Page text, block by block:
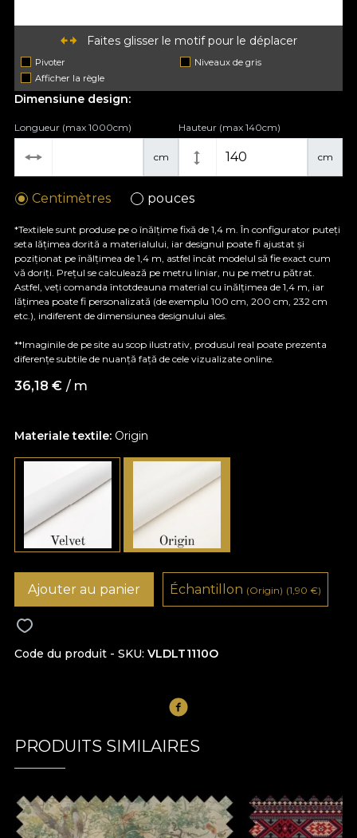
Faites glisser le motif pour le déplacer
Pivoter
Niveaux de gris
Afficher la règle
Materiale textile: Origin
Dimensiune design:
cm
Longueur (max 1000cm)
cm
Hauteur (max 140cm)
Centimètres pouces
*Textilele sunt produse pe o înălțime fixă de 1,4 m. În configurator puteți
seta lățimea dorită a materialului, iar designul poate fi ajustat și
poziționat pe înălțimea de 1,4 m, astfel încât modelul să fie exact cum
vă doriți. Prețul se calculează pe metru liniar, nu pe metru pătrat.
Astfel, veți comanda întotdeauna material cu înălțimea de 1,4 m, iar
lățimea poate fi personalizată (de exemplu 100 cm, 200 cm, 232 cm
etc.), indiferent de dimensiunea designului ales.
**Imaginile de pe site au scop ilustrativ, produsul real poate prezenta
diferențe subtile de nuanță față de cele vizualizate online.
36,18 € / m
Code du produit - SKU VLDLT1110O
Ajouter au panier Échantillon (Origin) (1,90 €)
PRODUITS SIMILAIRES